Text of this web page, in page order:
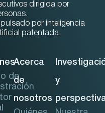
dirigida por
por inteligencia
patentada.
de
Acerca
de
nosotros
y